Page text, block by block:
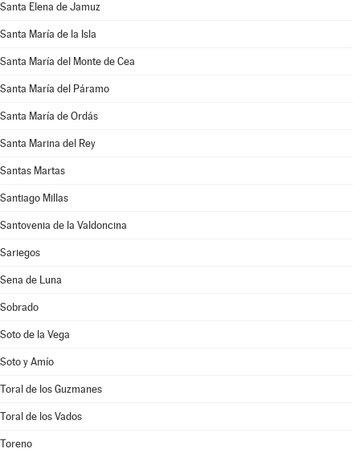
Santa Elena de Jamuz
Santa María de la Isla
Santa María del Monte de Cea
Santa María del Páramo
Santa María de Ordás
Santa Marina del Rey
Santas Martas
Santiago Millas
Santovenia de la Valdoncina
Sariegos
Sena de Luna
Sobrado
Soto de la Vega
Soto y Amío
Toral de los Guzmanes
Toral de los Vados
Toreno